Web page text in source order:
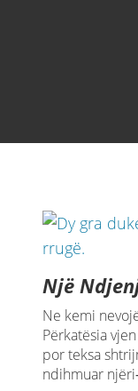
Një
Ne kemi
Përkatësia
por teksa
ndihmuar